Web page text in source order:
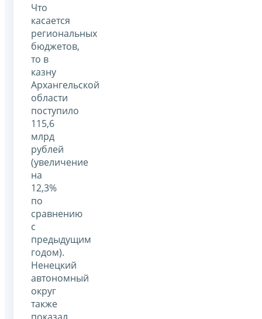
Что
касается
региональных
бюджетов,
то в
казну
Архангельской
области
поступило
115,6
млрд
рублей
(увеличение
на
12,3%
по
сравнению
с
предыдущим
годом).
Ненецкий
автономный
округ
также
показал